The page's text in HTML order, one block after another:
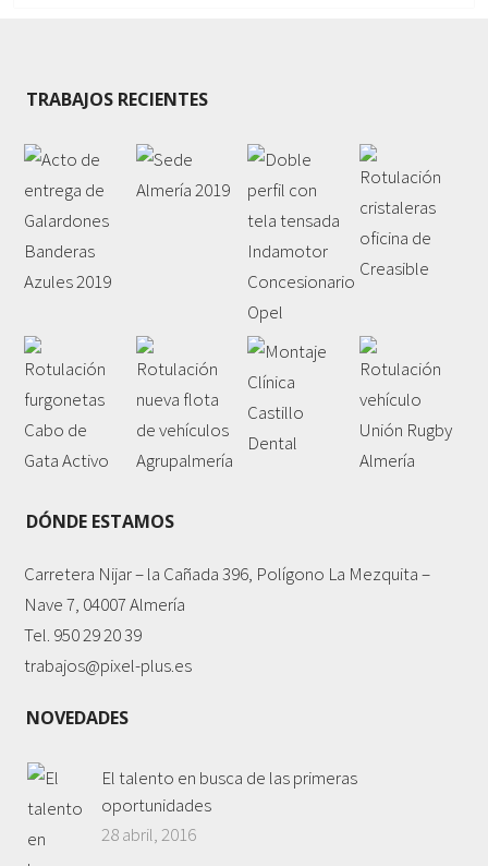
TRABAJOS RECIENTES
DÓNDE ESTAMOS
Carretera Nijar – la Cañada 396, Polígono La Mezquita –
Nave 7, 04007 Almería
Tel. 950 29 20 39
trabajos@pixel-plus.es
NOVEDADES
El talento en busca de las primeras
oportunidades
28 abril, 2016